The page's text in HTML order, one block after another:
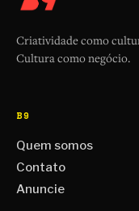
Criatividade como
Cultura como negócio.
B9
Quem somos
Contato
Anuncie